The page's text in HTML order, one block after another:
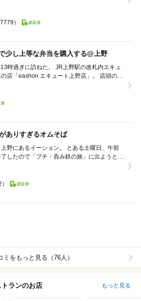
7779）
少し上等な弁当を購入する@上野
。 JR上野駅の改札内エキュ
eashon エキュート上野店」。 店頭の商
ありすぎるオムそば
ーション。 とある土曜日、午前
したので「プチ・呑み鉄の旅」に出ようと目
ミをもっと見る（76人）
ランのお店 もっと見る